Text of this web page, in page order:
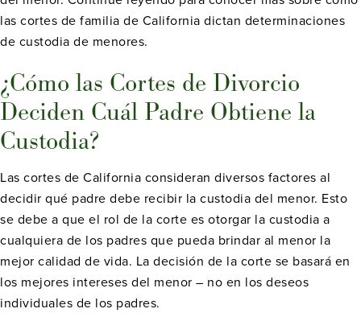
las cortes de familia de California dictan determinaciones
de custodia de menores.
¿Cómo las Cortes de Divorcio
Deciden Cuál Padre Obtiene la
Custodia?
Las cortes de California consideran diversos factores al
decidir qué padre debe recibir la custodia del menor. Esto
se debe a que el rol de la corte es otorgar la custodia a
cualquiera de los padres que pueda brindar al menor la
mejor calidad de vida. La decisión de la corte se basará en
los mejores intereses del menor – no en los deseos
individuales de los padres.